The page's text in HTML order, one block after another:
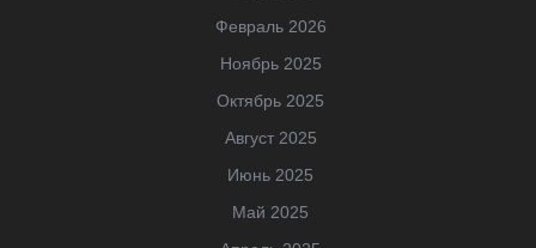
Февраль 2026
Ноябрь 2025
Октябрь 2025
Август 2025
Июнь 2025
Май 2025